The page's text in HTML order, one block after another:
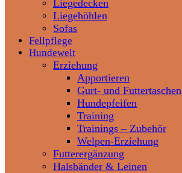
Liegedecken
Liegehöhlen
Sofas
Fellpflege
Hundewelt
Erziehung
Apportieren
Gurt- und Futtertaschen
Hundepfeifen
Training
Trainings – Zubehör
Welpen-Erziehung
Futterergänzung
Halsbänder & Leinen